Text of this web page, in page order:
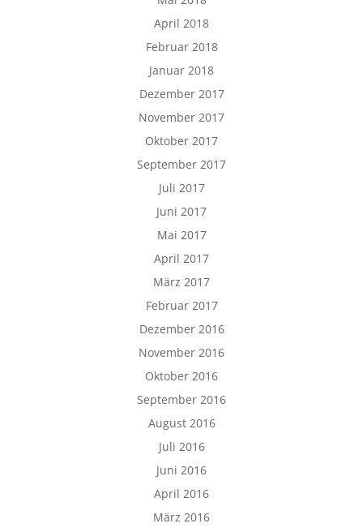
April 2018
Februar 2018
Januar 2018
Dezember 2017
November 2017
Oktober 2017
September 2017
Juli 2017
Juni 2017
Mai 2017
April 2017
März 2017
Februar 2017
Dezember 2016
November 2016
Oktober 2016
September 2016
August 2016
Juli 2016
Juni 2016
April 2016
März 2016